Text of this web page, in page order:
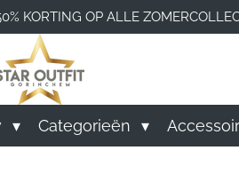
KORTING OP ALLE
Categorieën